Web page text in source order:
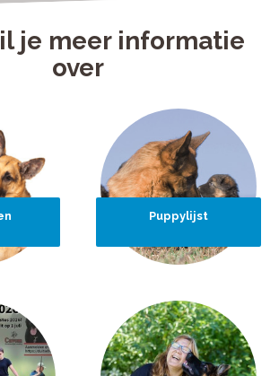
je meer informatie
over
Puppylijst